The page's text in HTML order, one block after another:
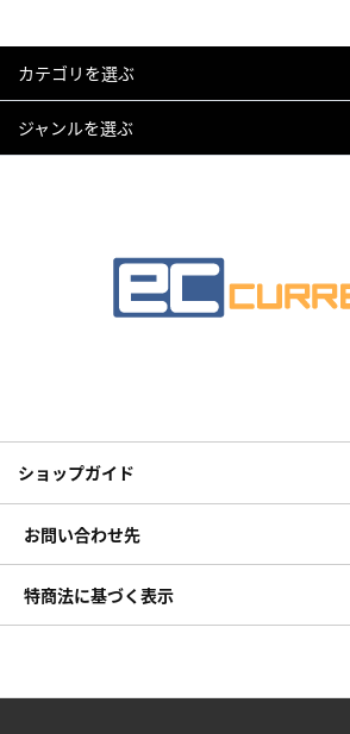
カテゴリを選ぶ
ジャンルを選ぶ
ショップガイド
お問い合わせ先
特商法に基づく表示